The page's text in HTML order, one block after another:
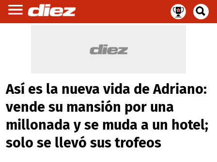
Así es la nueva vida de Adriano:
vende su mansión por una
millonada y se muda a un hotel;
solo se llevó sus trofeos